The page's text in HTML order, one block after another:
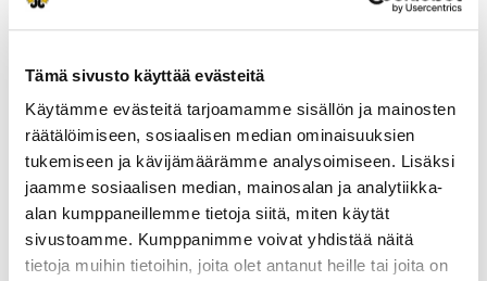
Tämä sivusto käyttää evästeitä
Käytämme evästeitä tarjoamamme sisällön ja mainosten
räätälöimiseen, sosiaalisen median ominaisuuksien
tukemiseen ja kävijämäärämme analysoimiseen. Lisäksi
jaamme sosiaalisen median, mainosalan ja analytiikka-
alan kumppaneillemme tietoja siitä, miten käytät
sivustoamme. Kumppanimme voivat yhdistää näitä
tietoja muihin tietoihin, joita olet antanut heille tai joita on
ampumakokeet ja jousikoe, maksu 20€
1.9. , Ilmoittautuminen tiistaisin klo 17.00-
18.30.
Lempäälän seudun
riistanhoitoyhdistys
Pohjois-Häme
0440624642
lempaala@rhy.riista.fi